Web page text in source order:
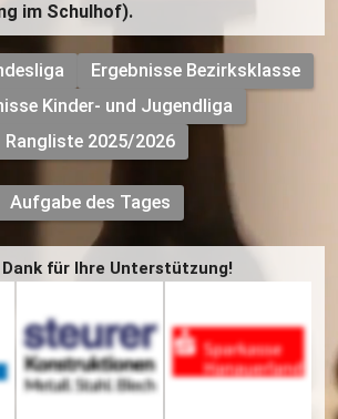
im Schulhof).
Ergebnisse Bezirksklasse
Kinder- und Jugendliga
Rangliste 2025/2026
Aufgabe des Tages
für Ihre Unterstützung!